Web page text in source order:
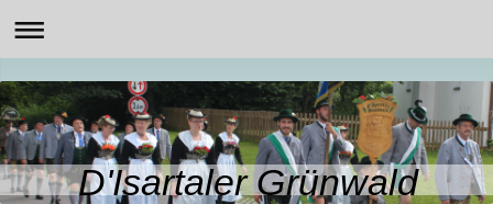
D'Isartaler Grünwald